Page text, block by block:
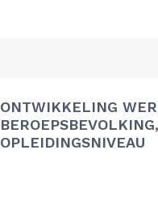
ONTWIKKELING
OPLEIDINGSNIVEAU